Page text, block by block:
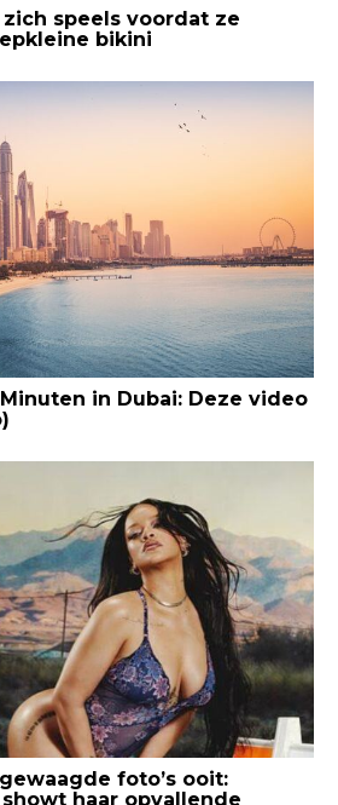
speels voordat ze
bikini
in Dubai: Deze video
foto’s ooit:
haar opvallende